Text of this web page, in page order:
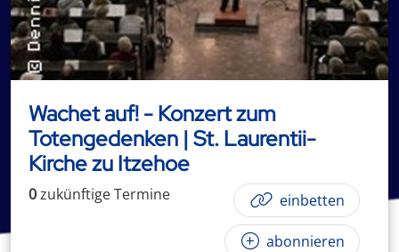
Wachet auf! - Konzert zum
Totengedenken | St. Laurentii-
Kirche zu Itzehoe
0zukünftigeTermine einbetten
abonnieren